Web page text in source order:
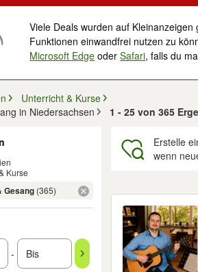
Viele Deals wurden auf
Funktionen einwandfrei nutzen zu
Microsoft Edge oderSafari, falls du
Unterricht & Kurse
in Niedersachsen
1 - 25 von 365
Kurse
Gesang (365)
-
Erstelle
wenn